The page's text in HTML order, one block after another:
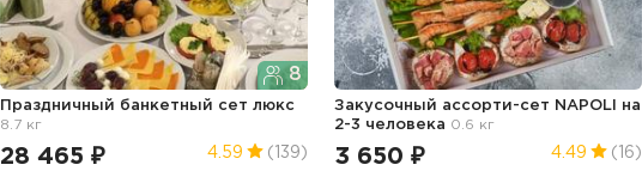
8
Праздничный банкетный сет люкс
8.7 кг
28 465 ₽ 4.59 (139)
Закусочный ассорти-сет NAPOLI на
2-3 человека 0.6 кг
3 650 ₽ 4.49 (16)